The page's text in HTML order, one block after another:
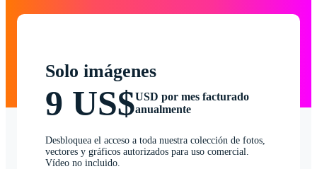
Solo imágenes
9 US$USD por mes facturado
anualmente
Desbloquea el acceso a toda nuestra colección de fotos,
vectores y gráficos autorizados para uso comercial.
Vídeo no incluido.